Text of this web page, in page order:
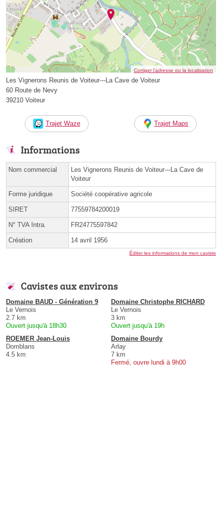
Corriger l’adresse ou la localisation
Les Vignerons Reunis de Voiteur---La Cave de Voiteur
60 Route de Nevy
39210 Voiteur
Trajet Waze Trajet Maps
Informations
Nom commercial
Les Vignerons Reunis de Voiteur---La Cave de
Voiteur
Forme juridique Société coopérative agricole
SIRET 77559784200019
N° TVA Intra. FR24775597842
Création 14 avril 1956
Éditer les informations de mon caviste
Cavistes aux environs
Domaine BAUD - Génération 9
Le Vernois
2.7 km
Ouvert jusqu'à 18h30
Domaine Christophe RICHARD
Le Vernois
3 km
Ouvert jusqu'à 19h
ROEMER Jean-Louis
Domblans
4.5 km
Domaine Bourdy
Arlay
7 km
Fermé, ouvre lundi à 9h00